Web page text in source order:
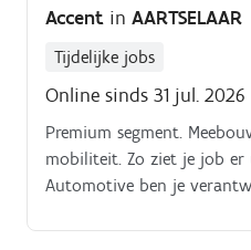
Accent in AARTSELAAR
Tijdelijke jobs
Online sinds 31 jul. 2026
Premium segment.
mobiliteit. Zo ziet je job er
Automotive ben je
Aartselaar.